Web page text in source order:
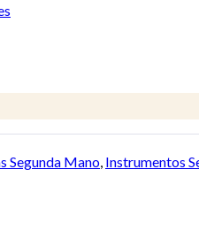
Segunda Mano Instrumentos